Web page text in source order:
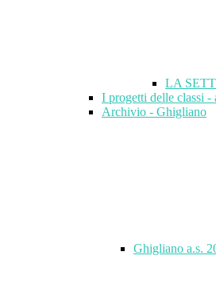
LA
I progetti delle classi -
Archivio - Ghigliano
Ghigliano a.s.